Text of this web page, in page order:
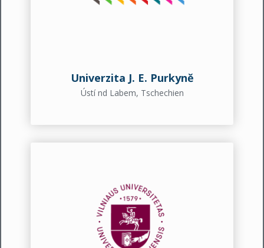
Univerzita J. E. Purkyně
Ústí nd Labem, Tschechien